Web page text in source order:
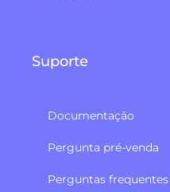
Suporte
Documentação
Pergunta pré-venda
Perguntas frequentes